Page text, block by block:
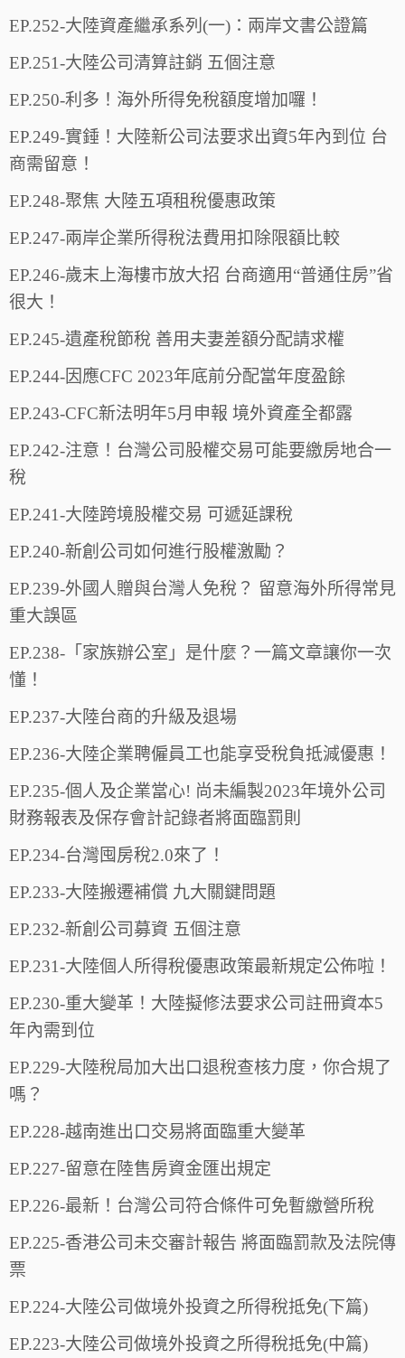
EP.252-大陸資產繼承系列(一)：兩岸文書公證篇
EP.251-大陸公司清算註銷 五個注意
EP.250-利多！海外所得免稅額度增加囉！
EP.249-實錘！大陸新公司法要求出資5年內到位 台
商需留意！
EP.248-聚焦 大陸五項租稅優惠政策
EP.247-兩岸企業所得稅法費用扣除限額比較
EP.246-歲末上海樓市放大招 台商適用“普通住房”省
很大！
EP.245-遺產稅節稅 善用夫妻差額分配請求權
EP.244-因應CFC 2023年底前分配當年度盈餘
EP.243-CFC新法明年5月申報 境外資產全都露
EP.242-注意！台灣公司股權交易可能要繳房地合一
稅
EP.241-大陸跨境股權交易 可遞延課稅
EP.240-新創公司如何進行股權激勵？
EP.239-外國人贈與台灣人免稅？ 留意海外所得常見
重大誤區
EP.238-「家族辦公室」是什麼？一篇文章讓你一次
懂！
EP.237-大陸台商的升級及退場
EP.236-大陸企業聘僱員工也能享受稅負抵減優惠！
EP.235-個人及企業當心! 尚未編製2023年境外公司
財務報表及保存會計記錄者將面臨罰則
EP.234-台灣囤房稅2.0來了！
EP.233-大陸搬遷補償 九大關鍵問題
EP.232-新創公司募資 五個注意
EP.231-大陸個人所得稅優惠政策最新規定公佈啦！
EP.230-重大變革！大陸擬修法要求公司註冊資本5
年內需到位
EP.229-大陸稅局加大出口退稅查核力度，你合規了
嗎？
EP.228-越南進出口交易將面臨重大變革
EP.227-留意在陸售房資金匯出規定
EP.226-最新！台灣公司符合條件可免暫繳營所稅
EP.225-香港公司未交審計報告 將面臨罰款及法院傳
票
EP.224-大陸公司做境外投資之所得稅抵免(下篇)
EP.223-大陸公司做境外投資之所得稅抵免(中篇)